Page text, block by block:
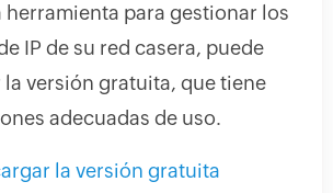
herramienta para gestionar los
IP de su red casera, puede
la versión gratuita, que tiene
adecuadas de uso.
la versión gratuita